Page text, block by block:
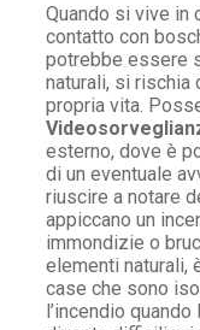
Quando si vive in
contatto con
potrebbe essere
naturali, si rischia
propria vita.
esterno, dove è
di un eventuale
riuscire a notare
appiccano un
immondizie o
elementi naturali,
case che sono
l’incendio